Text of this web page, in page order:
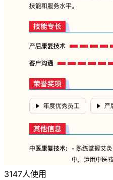
3147人使用